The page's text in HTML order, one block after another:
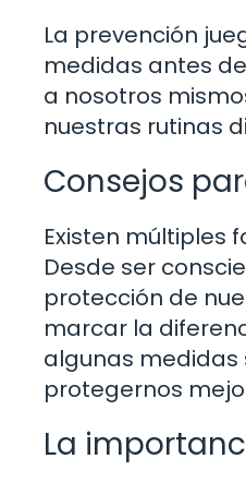
La prevención
medidas antes
a nosotros
nuestras rutinas
Consejos
Existen múltiples
Desde ser
protección de
marcar la
algunas
protegernos
La